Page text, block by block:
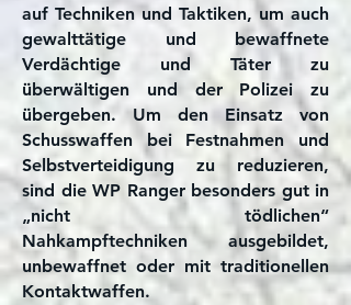
auf Techniken und Taktiken, um auch
gewalttätige und bewaffnete
Verdächtige und Täter zu
überwältigen und der Polizei zu
übergeben.Um den Einsatz von
Schusswaffen bei Festnahmen und
Selbstverteidigung zu reduzieren,
sind die WP Ranger besonders gut in
„nicht tödlichen“
Nahkampftechniken ausgebildet,
unbewaffnet oder mit traditionellen
Kontaktwaffen.